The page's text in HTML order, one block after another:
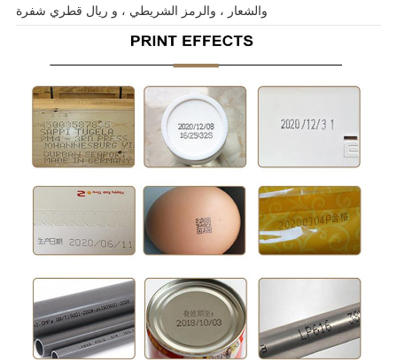
والشعار ، والرمز الشريطي ، و ريال قطري شفرة